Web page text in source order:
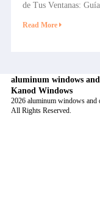
de Tus Ventanas:
Constructores
Read More
aluminum windows
Kanod Windows
2026 aluminum windows and
All Rights Reserved.